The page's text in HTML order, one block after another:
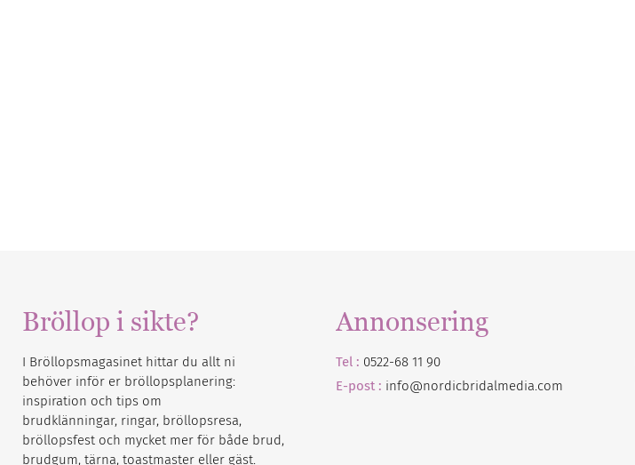
Bröllop i sikte?
I Bröllopsmagasinet hittar du allt ni
behöver inför er bröllopsplanering:
inspiration och tips om
brudklänningar, ringar, bröllopsresa,
bröllopsfest och mycket mer för både brud,
brudgum, tärna, toastmaster eller gäst.
Annonsering
Tel : 0522-68 11 90
E-post : info@nordicbridalmedia.com